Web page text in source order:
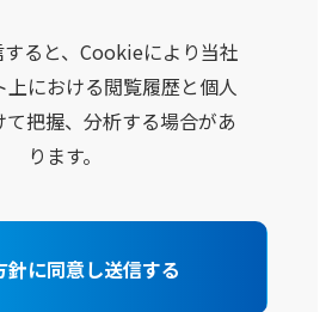
ると、Cookieにより当社
上における閲覧履歴と個人
把握、分析する場合があ
ります。